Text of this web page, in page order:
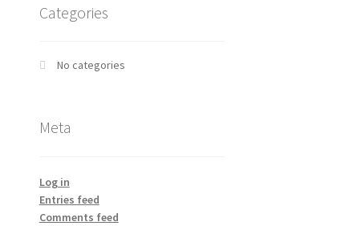
Categories
No categories
Meta
Log in
Entries feed
Comments feed